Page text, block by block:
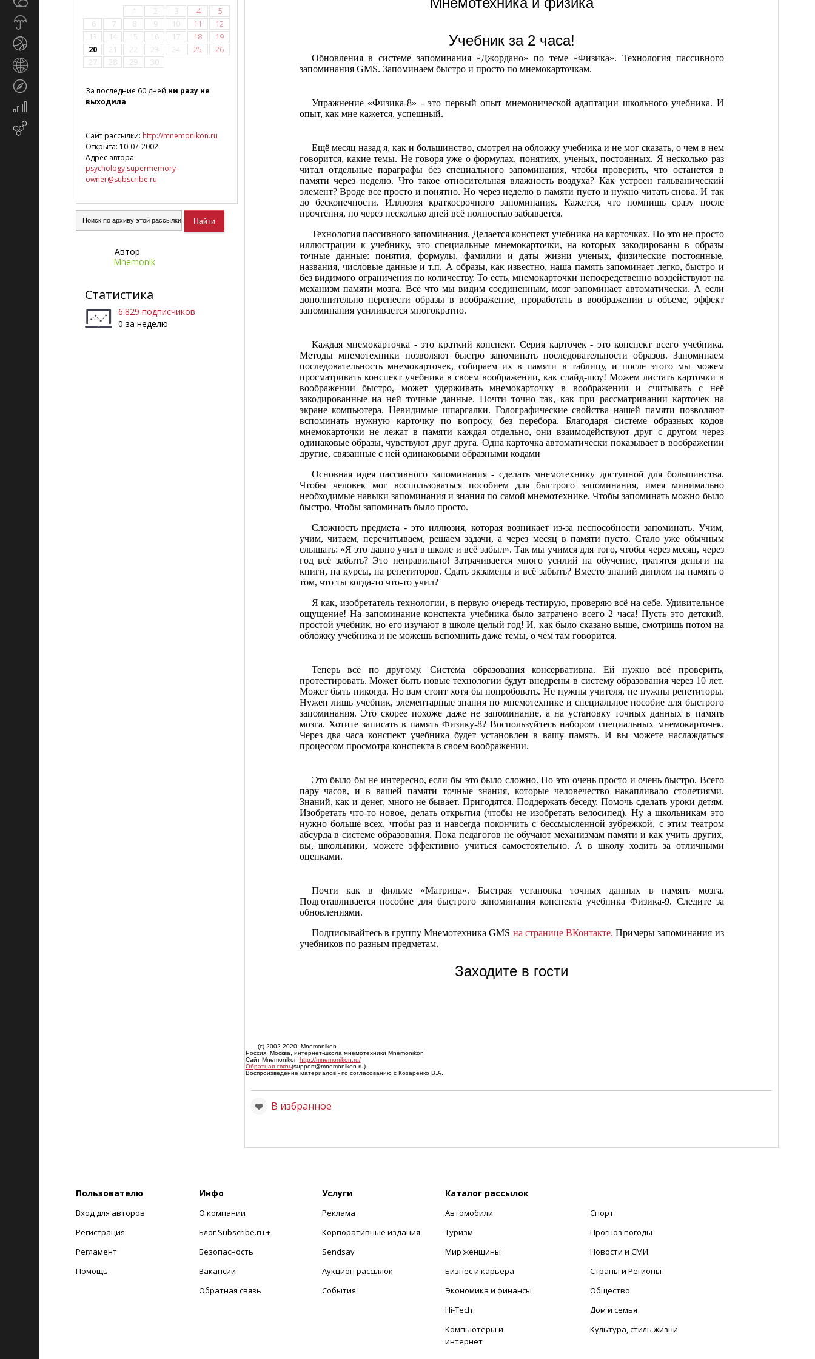
Экономика
маркетинг
1 2 3 4
5
6
7 8 9 10 11
12
13
14 15 16 17 18
19
20
21 22 23 24 25
26
27
28 29 30
За последние 60 дней ни разу не
выходила
Сайт рассылки: http://mnemonikon.ru
Открыта: 10-07-2002
Адрес автора:
psychology.supermemory-
owner@subscribe.ru
Автор
Mnemonik
Статистика
6.829 подписчиков
0 за неделю
Учебник за 2 часа!
Обновления в системе запоминания «Джордано» по теме «Физика». Технология пассивного
запоминания GMS. Запоминаем быстро и просто по мнемокарточкам.
Упражнение «Физика-8» - это первый опыт мнемонической адаптации школьного учебника. И
опыт, как мне кажется, успешный.
Ещё месяц назад я, как и большинство, смотрел на обложку учебника и не мог сказать, о чем в нем
говорится, какие темы. Не говоря уже о формулах, понятиях, ученых, постоянных. Я несколько раз
читал отдельные параграфы без специального запоминания, чтобы проверить, что останется в
памяти через неделю. Что такое относительная влажность воздуха? Как устроен гальванический
элемент? Вроде все просто и понятно. Но через неделю в памяти пусто и нужно читать снова. И так
до бесконечности. Иллюзия краткосрочного запоминания. Кажется, что помнишь сразу после
прочтения, но через несколько дней всё полностью забывается.
Технология пассивного запоминания. Делается конспект учебника на карточках. Но это не просто
иллюстрации к учебнику, это специальные мнемокарточки, на которых закодированы в образы
точные данные: понятия, формулы, фамилии и даты жизни ученых, физические постоянные,
названия, числовые данные и т.п. А образы, как известно, наша память запоминает легко, быстро и
без видимого ограничения по количеству. То есть, мнемокарточки непосредственно воздействуют на
механизм памяти мозга. Всё что мы видим соединенным, мозг запоминает автоматически. А если
дополнительно перенести образы в воображение, проработать в воображении в объеме, эффект
запоминания усиливается многократно.
Каждая мнемокарточка - это краткий конспект. Серия карточек - это конспект всего учебника.
Методы мнемотехники позволяют быстро запоминать последовательности образов. Запоминаем
последовательность мнемокарточек, собираем их в памяти в таблицу, и после этого мы можем
просматривать конспект учебника в своем воображении, как слайд-шоу! Можем листать карточки в
воображении быстро, может удерживать мнемокарточку в воображении и считывать с неё
закодированные на ней точные данные. Почти точно так, как при рассматривании карточек на
экране компьютера. Невидимые шпаргалки. Голографические свойства нашей памяти позволяют
вспоминать нужную карточку по вопросу, без перебора. Благодаря системе образных кодов
мнемокарточки не лежат в памяти каждая отдельно, они взаимодействуют друг с другом через
одинаковые образы, чувствуют друг друга. Одна карточка автоматически показывает в воображении
другие, связанные с ней одинаковыми образными кодами
Основная идея пассивного запоминания - сделать мнемотехнику доступной для большинства.
Чтобы человек мог воспользоваться пособием для быстрого запоминания, имея минимально
необходимые навыки запоминания и знания по самой мнемотехнике. Чтобы запоминать можно было
быстро. Чтобы запоминать было просто.
Сложность предмета - это иллюзия, которая возникает из-за неспособности запоминать. Учим,
учим, читаем, перечитываем, решаем задачи, а через месяц в памяти пусто. Стало уже обычным
слышать: «Я это давно учил в школе и всё забыл». Так мы учимся для того, чтобы через месяц, через
год всё забыть? Это неправильно! Затрачивается много усилий на обучение, тратятся деньги на
книги, на курсы, на репетиторов. Сдать экзамены и всё забыть? Вместо знаний диплом на память о
том, что ты когда-то что-то учил?
Я как, изобретатель технологии, в первую очередь тестирую, проверяю всё на себе. Удивительное
ощущение! На запоминание конспекта учебника было затрачено всего 2 часа! Пусть это детский,
простой учебник, но его изучают в школе целый год! И, как было сказано выше, смотришь потом на
обложку учебника и не можешь вспомнить даже темы, о чем там говорится.
Теперь всё по другому. Система образования консервативна. Ей нужно всё проверить,
протестировать. Может быть новые технологии будут внедрены в систему образования через 10 лет.
Может быть никогда. Но вам стоит хотя бы попробовать. Не нужны учителя, не нужны репетиторы.
Нужен лишь учебник, элементарные знания по мнемотехнике и специальное пособие для быстрого
запоминания. Это скорее похоже даже не запоминание, а на установку точных данных в память
мозга. Хотите записать в память Физику-8? Воспользуйтесь набором специальных мнемокарточек.
Через два часа конспект учебника будет установлен в вашу память. И вы можете наслаждаться
процессом просмотра конспекта в своем воображении.
Это было бы не интересно, если бы это было сложно. Но это очень просто и очень быстро. Всего
пару часов, и в вашей памяти точные знания, которые человечество накапливало столетиями.
Знаний, как и денег, много не бывает. Пригодятся. Поддержать беседу. Помочь сделать уроки детям.
Изобретать что-то новое, делать открытия (чтобы не изобретать велосипед). Ну а школьникам это
нужно больше всех, чтобы раз и навсегда покончить с бессмысленной зубрежкой, с этим театром
абсурда в системе образования. Пока педагогов не обучают механизмам памяти и как учить других,
вы, школьники, можете эффективно учиться самостоятельно. А в школу ходить за отличными
оценками.
Почти как в фильме «Матрица». Быстрая установка точных данных в память мозга.
Подготавливается пособие для быстрого запоминания конспекта учебника Физика-9. Следите за
обновлениями.
Подписывайтесь в группу Мнемотехника GMS на странице ВКонтакте. Примеры запоминания из
учебников по разным предметам.
Заходите в гости
(c) 2002-2020, Mnemonikon
Россия, Москва, интернет-школа мнемотехники Mnemonikon
Сайт Mnemonikon http://mnemonikon.ru/
Обратная связь(support@mnemonikon.ru)
Воспроизведение материалов - по согласованию с Козаренко В.А.
В избранное
Пользователю
Вход для авторов
Регистрация
Регламент
Помощь
Инфо
О компании
Блог Subscribe.ru +
Безопасность
Вакансии
Обратная связь
Услуги
Реклама
Корпоративные издания
Sendsay
Аукцион рассылок
События
Каталог рассылок
Автомобили
Туризм
Мир женщины
Бизнес и карьера
Экономика и финансы
Hi-Tech
Компьютеры и
интернет
Спорт
Прогноз погоды
Новости и СМИ
Страны и Регионы
Общество
Дом и семья
Культура, стиль жизни